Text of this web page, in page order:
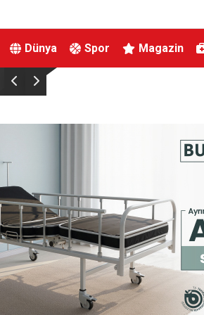
Dünya Spor Magazin
Karacabey Belediyespor